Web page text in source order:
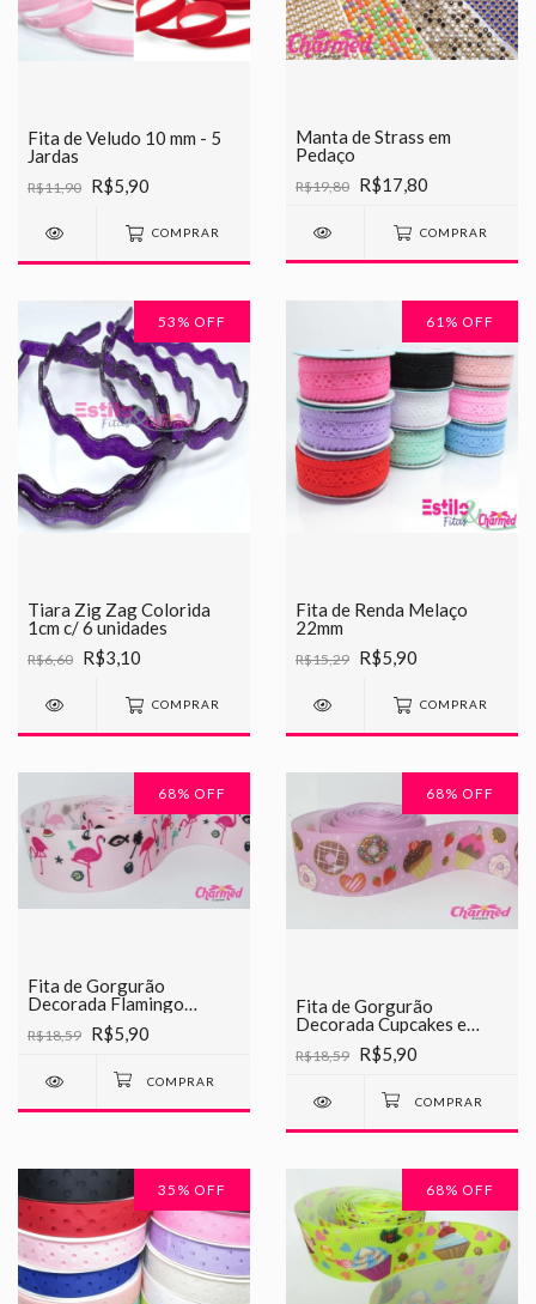
Fita de Veludo 10 mm - 5
Jardas
R$11,90 R$5,90
COMPRAR
Manta de Strass em
Pedaço
R$19,80 R$17,80
COMPRAR
53 % OFF
Tiara Zig Zag Colorida
1cm c/ 6 unidades
R$6,60 R$3,10
COMPRAR
61 % OFF
Fita de Renda Melaço
22mm
R$15,29 R$5,90
COMPRAR
68% OFF
Fita de Gorgurão
Decorada Flamingo
Chinesinha 38mm
R$18,59 R$5,90
68% OFF
Fita de Gorgurão
Decorada Cupcakes e
Donuts Chinesinha 38mm
R$18,59 R$5,90
35 % OFF 68% OFF